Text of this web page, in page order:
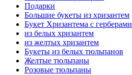
Подарки
Большие букеты из хризантем
Букет Хризантема с герберами
из белых хризантем
из желтых хризантем
Букеты из белых тюльпанов
Желтые тюльпаны
Розовые тюльпаны